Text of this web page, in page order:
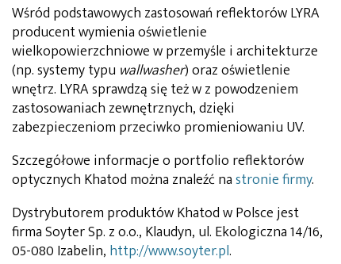
Wśród podstawowych zastosowań reflektorów LYRA
producent wymienia oświetlenie
wielkopowierzchniowe w przemyśle i architekturze
(np. systemy typu wallwasher) oraz oświetlenie
wnętrz. LYRA sprawdzą się też w z powodzeniem
zastosowaniach zewnętrznych, dzięki
zabezpieczeniom przeciwko promieniowaniu UV.
Szczegółowe informacje o portfolio reflektorów
optycznych Khatod można znaleźć nastronie firmy.
Dystrybutorem produktów Khatod w Polsce jest
firma Soyter Sp. z o.o., Klaudyn, ul. Ekologiczna 14/16,
05-080 Izabelin, http://www.soyter.pl.